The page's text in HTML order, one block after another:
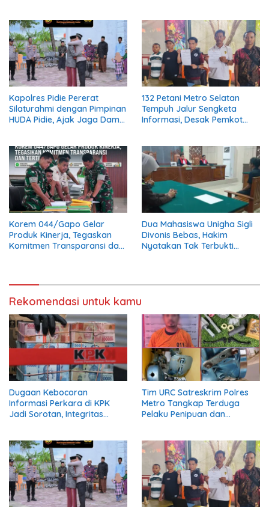
Kapolres Pidie Pererat
Silaturahmi dengan Pimpinan
HUDA Pidie, Ajak Jaga Damai
132 Petani Metro Selatan
Tempuh Jalur Sengketa
Informasi, Desak Pemkot
Korem 044/Gapo Gelar
Produk Kinerja, Tegaskan
Komitmen Transparansi dan
Dua Mahasiswa Unigha Sigli
Divonis Bebas, Hakim
Nyatakan Tak Terbukti
Rekomendasi untuk kamu
Dugaan Kebocoran
Informasi Perkara di KPK
Jadi Sorotan, Integritas
Tim URC Satreskrim Polres
Metro Tangkap Terduga
Pelaku Penipuan dan